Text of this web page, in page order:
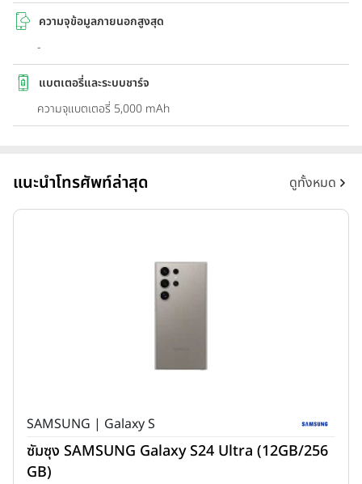
ความจุข้อมูลภายนอกสูงสุด
-
แบตเตอรี่และระบบชาร์จ
ความจุแบตเตอรี่ 5,000 mAh
แนะนำโทรศัพท์ล่าสุด ดูทั้งหมด
SAMSUNG | Galaxy S
ซัมซุง SAMSUNG Galaxy S24 Ultra (12GB/256
GB)